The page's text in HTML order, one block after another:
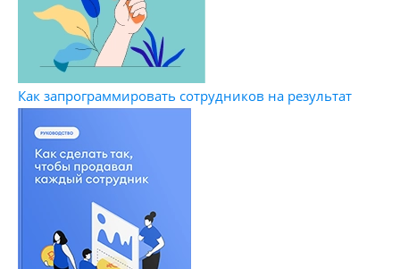
Как запрограммировать сотрудников на результат